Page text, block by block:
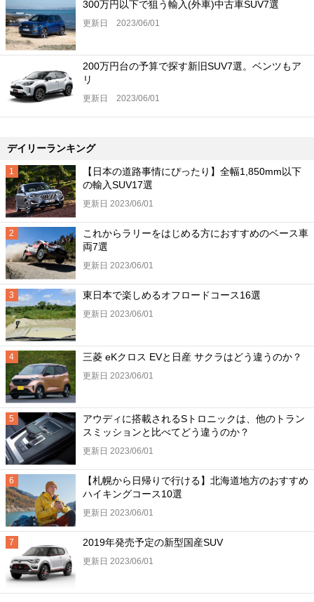
300万円以下で狙う輸入(外車)中古車SUV7選
更新日 2023/06/01
200万円台の予算で探す新旧SUV7選。ベンツもア
リ
更新日 2023/06/01
デイリーランキング
【日本の道路事情にぴったり】全幅1,850mm以下
の輸入SUV17選
更新日 2023/06/01
これからラリーをはじめる方におすすめのベース車
両7選
更新日 2023/06/01
東日本で楽しめるオフロードコース16選
更新日 2023/06/01
三菱 eKクロス EVと日産 サクラはどう違うのか？
更新日 2023/06/01
アウディに搭載されるSトロニックは、他のトラン
スミッションと比べてどう違うのか？
更新日 2023/06/01
【札幌から日帰りで行ける】北海道地方のおすすめ
ハイキングコース10選
更新日 2023/06/01
2019年発売予定の新型国産SUV
更新日 2023/06/01